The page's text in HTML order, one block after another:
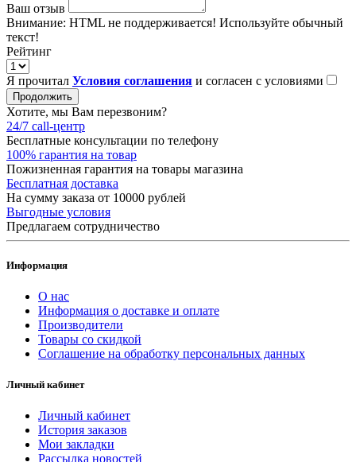
Ваш отзыв
Внимание: HTML не поддерживается! Используйте обычный
текст!
Рейтинг
Я прочитал Условия соглашения и согласен с условиями
Продолжить
Хотите, мы Вам перезвоним?
24/7 call-центр
Бесплатные консультации по телефону
100% гарантия на товар
Пожизненная гарантия на товары магазина
Бесплатная доставка
На сумму заказа от 10000 рублей
Выгодные условия
Предлагаем сотрудничество
Информация
О нас
Информация о доставке и оплате
Производители
Товары со скидкой
Соглашение на обработку персональных данных
Личный кабинет
Личный кабинет
История заказов
Мои закладки
Рассылка новостей